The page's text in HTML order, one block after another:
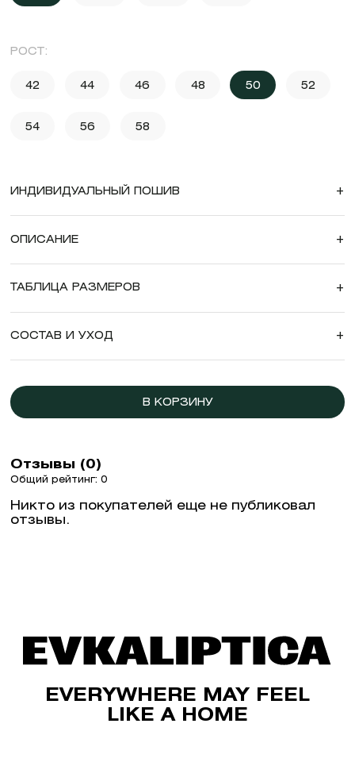
РОСТ:
42 44 46 48 50 52
54 56 58
ИНДИВИДУАЛЬНЫЙ ПОШИВ +
ОПИСАНИЕ +
ТАБЛИЦА РАЗМЕРОВ +
СОСТАВ И УХОД +
В КОРЗИНУ
Отзывы (0)
Общий рейтинг: 0
Никто из покупателей еще не публиковал
отзывы.
EVERYWHERE MAY FEEL
LIKE A HOME